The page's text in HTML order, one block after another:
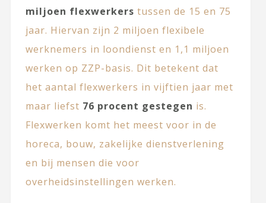
miljoen flexwerkers tussen de 15 en 75
jaar. Hiervan zijn 2 miljoen flexibele
werknemers in loondienst en 1,1 miljoen
werken op ZZP-basis. Dit betekent dat
het aantal flexwerkers in vijftien jaar met
maar liefst 76 procent gestegen is.
Flexwerken komt het meest voor in de
horeca, bouw, zakelijke dienstverlening
en bij mensen die voor
overheidsinstellingen werken.